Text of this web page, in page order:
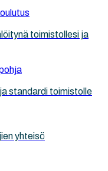
toimistollesi ja
standardi toimistolle
yhteisö